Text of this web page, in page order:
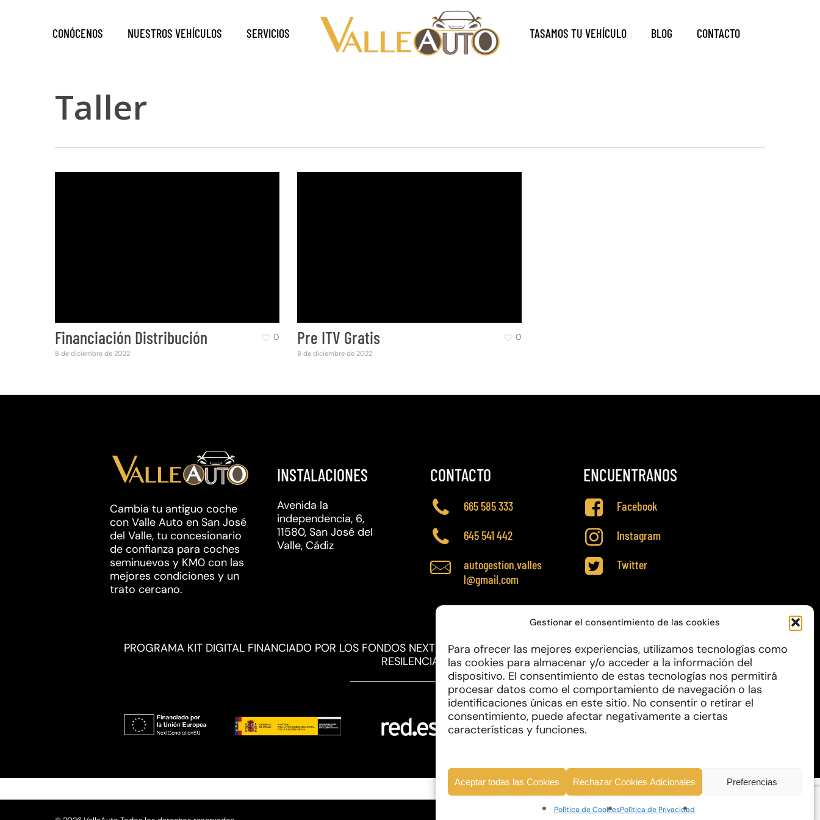
Gestionar el consentimiento de las cookies
Para ofrecer las mejores experiencias, utilizamos tecnologías como
las cookies para almacenar y/o acceder a la información del
dispositivo. El consentimiento de estas tecnologías nos permitirá
procesar datos como el comportamiento de navegación o las
identificaciones únicas en este sitio. No consentir o retirar el
consentimiento, puede afectar negativamente a ciertas
características y funciones.
Aceptar todas las Cookies Rechazar Cookies Adicionales Preferencias
Política de CookiesPolítica de Privacidad
CONÓCENOS NUESTROS VEHÍCULOS SERVICIOS TASAMOS TU VEHÍCULO BLOG CONTACTO
Taller
Financiación Distribución
8 de diciembre de 2022
0 Pre ITV Gratis
8 de diciembre de 2022
0
Cambia tu antiguo coche
con Valle Auto en San José
del Valle, tu concesionario
de confianza para coches
seminuevos y KM0 con las
mejores condiciones y un
trato cercano.
INSTALACIONES
Avenida la
independencia, 6,
11580, San José del
Valle, Cádiz
CONTACTO
665 585 333
645 541 442
autogestion.valles
l@gmail.com
ENCUENTRANOS
Facebook
Instagram
Twitter
PROGRAMA KIT DIGITAL FINANCIADO POR LOS FONDOS NEXT GENERATION DE MECANISMO DE RECUPERACIÓN Y
RESILENCIA